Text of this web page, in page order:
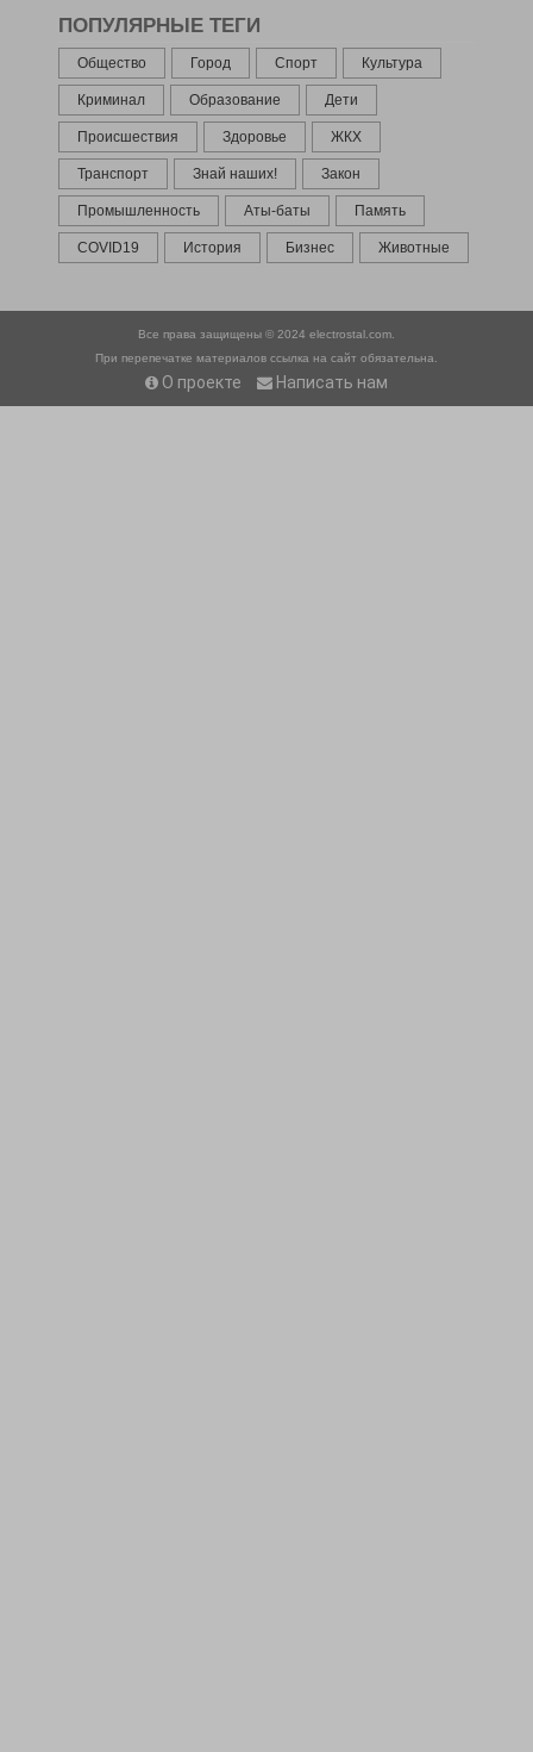
ПОПУЛЯРНЫЕ ТЕГИ
Общество Город Спорт Культура
Криминал Образование Дети
Происшествия Здоровье ЖКХ
Транспорт Знай наших! Закон
Промышленность Аты-баты Память
COVID19 История Бизнес Животные
Все права защищены © 2024 electrostal.com.
При перепечатке материалов ссылка на сайт обязательна.
О проекте Написать нам